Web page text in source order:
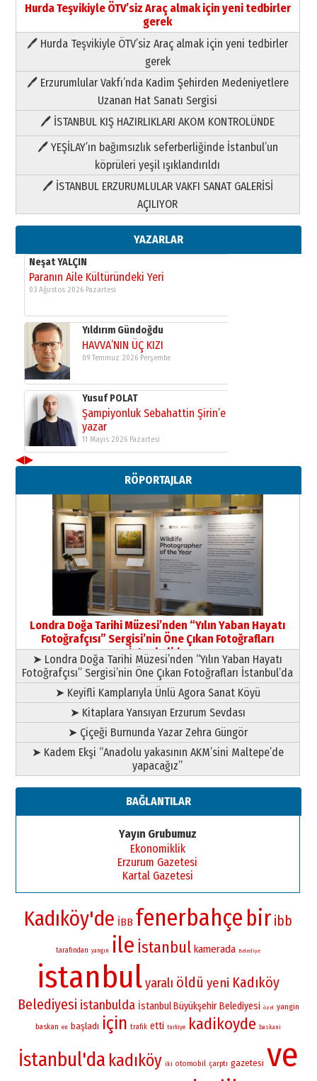
Hurda Teşvikiyle ÖTV’siz Araç almak için yeni tedbirler
gerek
🖊 Hurda Teşvikiyle ÖTV’siz Araç almak için yeni tedbirler
gerek
🖊 Erzurumlular Vakfı’nda Kadim Şehirden Medeniyetlere
Uzanan Hat Sanatı Sergisi
🖊 İSTANBUL KIŞ HAZIRLIKLARI AKOM KONTROLÜNDE
🖊 YEŞİLAY’ın bağımsızlık seferberliğinde İstanbul’un
köprüleri yeşil ışıklandırıldı
🖊 İSTANBUL ERZURUMLULAR VAKFI SANAT GALERİSİ
AÇILIYOR
YAZARLAR
Paranın Aile Kültüründeki Yeri
03 Ağustos 2026 Pazartesi
Yıldırım Gündoğdu
HAVVA’NIN ÜÇ KIZI
09 Temmuz 2026 Perşembe
Yusuf POLAT
Şampiyonluk Sebahattin Şirin’e
11 Mayıs 2026 Pazartesi
Neşat YALÇIN
Paranın Aile Kültüründeki Yeri
03 Ağustos 2026 Pazartesi
Yıldırım Gündoğdu
HAVVA’NIN ÜÇ KIZI
09 Temmuz 2026 Perşembe
Yusuf POLAT
Şampiyonluk Sebahattin Şirin’e
yazar
11 Mayıs 2026 Pazartesi
Neşat YALÇIN
Paranın Aile Kültüründeki Yeri
03 Ağustos 2026 Pazartesi
Yıldırım Gündoğdu
HAVVA’NIN ÜÇ KIZI
09 Temmuz 2026 Perşembe
Yusuf POLAT
Şampiyonluk Sebahattin Şirin’e
yazar
11 Mayıs 2026 Pazartesi
◀▶
RÖPORTAJLAR
Londra Doğa Tarihi Müzesi’nden “Yılın Yaban Hayatı
Fotoğrafçısı” Sergisi’nin Öne Çıkan Fotoğrafları
İstanbul’da
➤ Londra Doğa Tarihi Müzesi’nden “Yılın Yaban Hayatı
Fotoğrafçısı” Sergisi’nin Öne Çıkan Fotoğrafları İstanbul’da
➤ Keyifli Kamplarıyla Ünlü Agora Sanat Köyü
➤ Kitaplara Yansıyan Erzurum Sevdası
➤ Çiçeği Burnunda Yazar Zehra Güngör
➤ Kadem Ekşi “Anadolu yakasının AKM’sini Maltepe’de
yapacağız”
BAĞLANTILAR
Yayın Grubumuz
Ekonomiklik
Erzurum Gazetesi
Kartal Gazetesi
Kadıköy'de İBB fenerbahçe biribb
tarafından yangın ile İstanbul kamerada Belediye
istanbul yaralı öldü yeni Kadıköy
Belediyesi istanbulda İstanbul Büyükşehir Belediyesi özel yangin
baskan en başladı için trafik etti turkiye kadikoyde baskani
İstanbul'da kadıköy iki otomobil çarptı gazetesi ve